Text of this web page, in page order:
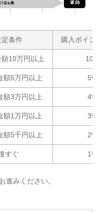
定条件 購入ポイ
10万円以上
額5万円以上 5%
額3万円以上 4%
額1万円以上 3%
額5千円以上 2%
すぐ 1%
進みください。